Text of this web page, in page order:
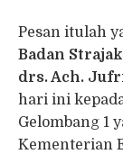
Pesan itulah
Badan
drs. Ach.
hari ini
Gelombang 1
Kementerian